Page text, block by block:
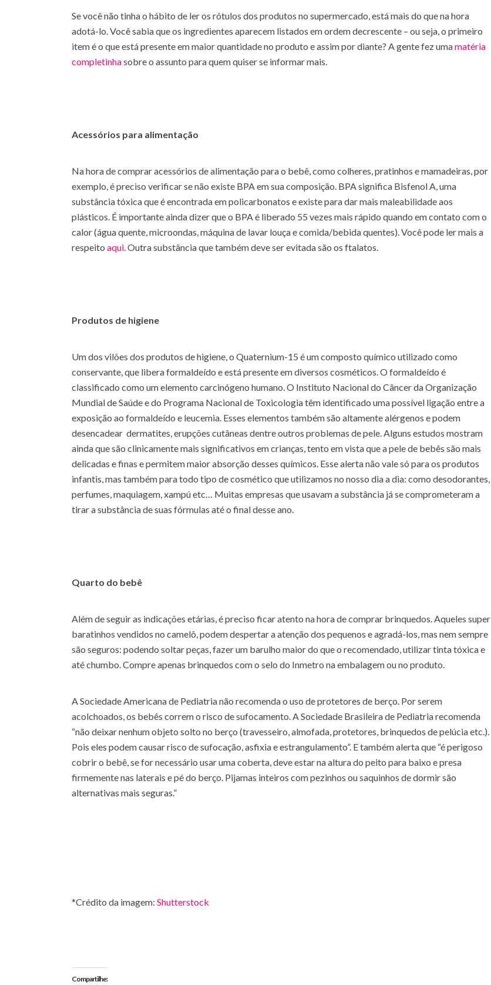
Se você não tinha o hábito de ler os rótulos dos produtos no supermercado, está mais do que na hora
adotá-lo. Você sabia que os ingredientes aparecem listados em ordem decrescente – ou seja, o primeiro
item é o que está presente em maior quantidade no produto e assim por diante? A gente fez umamatéria
completinhasobre o assunto para quem quiser se informar mais.
Acessórios para alimentação
Na hora de comprar acessórios de alimentação para o bebê, como colheres, pratinhos e mamadeiras, por
exemplo, é preciso verificar se não existe BPA em sua composição. BPA significa Bisfenol A, uma
substância tóxica que é encontrada em policarbonatos e existe para dar mais maleabilidade aos
plásticos. É importante ainda dizer que o BPA é liberado 55 vezes mais rápido quando em contato com o
calor (água quente, microondas, máquina de lavar louça e comida/bebida quentes). Você pode ler mais a
respeito aqui. Outra substância que também deve ser evitada são os ftalatos.
Produtos de higiene
Um dos vilões dos produtos de higiene, o Quaternium-15 é um composto químico utilizado como
conservante, que libera formaldeído e está presente em diversos cosméticos. O formaldeído é
classificado como um elemento carcinógeno humano. O Instituto Nacional do Câncer da Organização
Mundial de Saúde e do Programa Nacional de Toxicologia têm identificado uma possível ligação entre a
exposição ao formaldeído e leucemia. Esses elementos também são altamente alérgenos e podem
desencadear dermatites, erupções cutâneas dentre outros problemas de pele. Alguns estudos mostram
ainda que são clinicamente mais significativos em crianças, tento em vista que a pele de bebês são mais
delicadas e finas e permitem maior absorção desses químicos. Esse alerta não vale só para os produtos
infantis, mas também para todo tipo de cosmético que utilizamos no nosso dia a dia: como desodorantes,
perfumes, maquiagem, xampú etc… Muitas empresas que usavam a substância já se comprometeram a
tirar a substância de suas fórmulas até o final desse ano.
Quarto do bebê
Além de seguir as indicações etárias, é preciso ficar atento na hora de comprar brinquedos. Aqueles super
baratinhos vendidos no camelô, podem despertar a atenção dos pequenos e agradá-los, mas nem sempre
são seguros: podendo soltar peças, fazer um barulho maior do que o recomendado, utilizar tinta tóxica e
até chumbo. Compre apenas brinquedos com o selo do Inmetro na embalagem ou no produto.
A Sociedade Americana de Pediatria não recomenda o uso de protetores de berço. Por serem
acolchoados, os bebês correm o risco de sufocamento. A Sociedade Brasileira de Pediatria recomenda
“não deixar nenhum objeto solto no berço (travesseiro, almofada, protetores, brinquedos de pelúcia etc.).
Pois eles podem causar risco de sufocação, asfixia e estrangulamento”. E também alerta que “é perigoso
cobrir o bebê, se for necessário usar uma coberta, deve estar na altura do peito para baixo e presa
firmemente nas laterais e pé do berço. Pijamas inteiros com pezinhos ou saquinhos de dormir são
alternativas mais seguras.”
*Crédito da imagem: Shutterstock
Compartilhe: